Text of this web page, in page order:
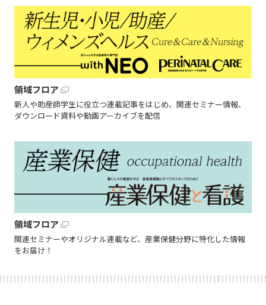
領域フロア
新人や助産師学生に役立つ連載記事をはじめ、関連セミナー情報、
ダウンロード資料や動画アーカイブを配信
領域フロア
関連セミナーやオリジナル連載など、産業保健分野に特化した情報
をお届け！